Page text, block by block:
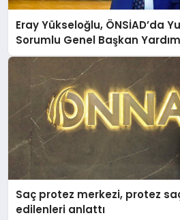
Eray Yükseloğlu, ÖNSİAD’da
Sorumlu Genel Başkan
Saç protez merkezi, protez
edilenleri anlattı